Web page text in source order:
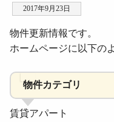
2017年9月23日
物件更新情報です。
ホームページに以下の
物件カテゴリ
賃貸アパート